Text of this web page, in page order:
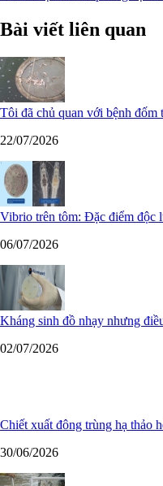
Bài viết liên quan
Tôi đã chủ quan với bệnh đốm
22/07/2026
Vibrio trên tôm: Đặc điểm độc
06/07/2026
Kháng sinh đồ nhạy nhưng
02/07/2026
Chiết xuất đông trùng hạ thảo
30/06/2026